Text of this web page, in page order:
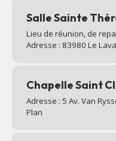
Salle Sainte
Lieu de réunion, de
Adresse : 83980 Le
Chapelle Saint
Adresse : 5 Av. Van
Plan